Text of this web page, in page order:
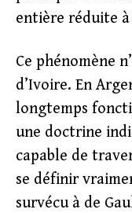
entière réduite
Ce phénomène
d’Ivoire. En
longtemps
une doctrine
capable de
se définir
survécu à de